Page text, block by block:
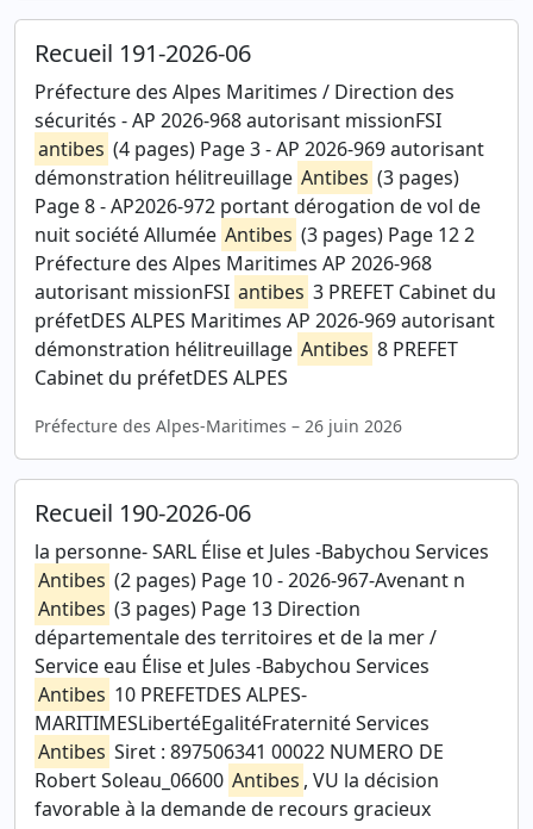
Recueil 191-2026-06
Préfecture des Alpes Maritimes / Direction des
sécurités - AP 2026-968 autorisant missionFSI
antibes (4 pages) Page 3 - AP 2026-969 autorisant
démonstration hélitreuillage Antibes (3 pages)
Page 8 - AP2026-972 portant dérogation de vol de
nuit société Allumée Antibes (3 pages) Page 12 2
Préfecture des Alpes Maritimes AP 2026-968
autorisant missionFSI antibes 3 PREFET Cabinet du
préfetDES ALPES Maritimes AP 2026-969 autorisant
démonstration hélitreuillage Antibes 8 PREFET
Cabinet du préfetDES ALPES
Préfecture des Alpes-Maritimes – 26 juin 2026
Recueil 190-2026-06
la personne- SARL Élise et Jules -Babychou Services
Antibes (2 pages) Page 10 - 2026-967-Avenant n
Antibes (3 pages) Page 13 Direction
départementale des territoires et de la mer /
Service eau Élise et Jules -Babychou Services
Antibes 10 PREFETDES ALPES-
MARITIMESLibertéEgalitéFraternité Services
Antibes Siret : 897506341 00022 NUMERO DE
Robert Soleau_06600 Antibes , VU la décision
favorable à la demande de recours gracieux